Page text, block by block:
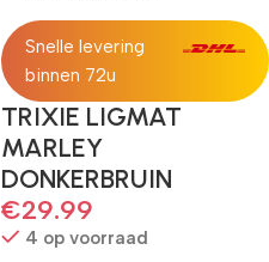
Snelle levering
binnen 72u
TRIXIE LIGMAT
MARLEY
DONKERBRUIN
€29.99
4 op voorraad